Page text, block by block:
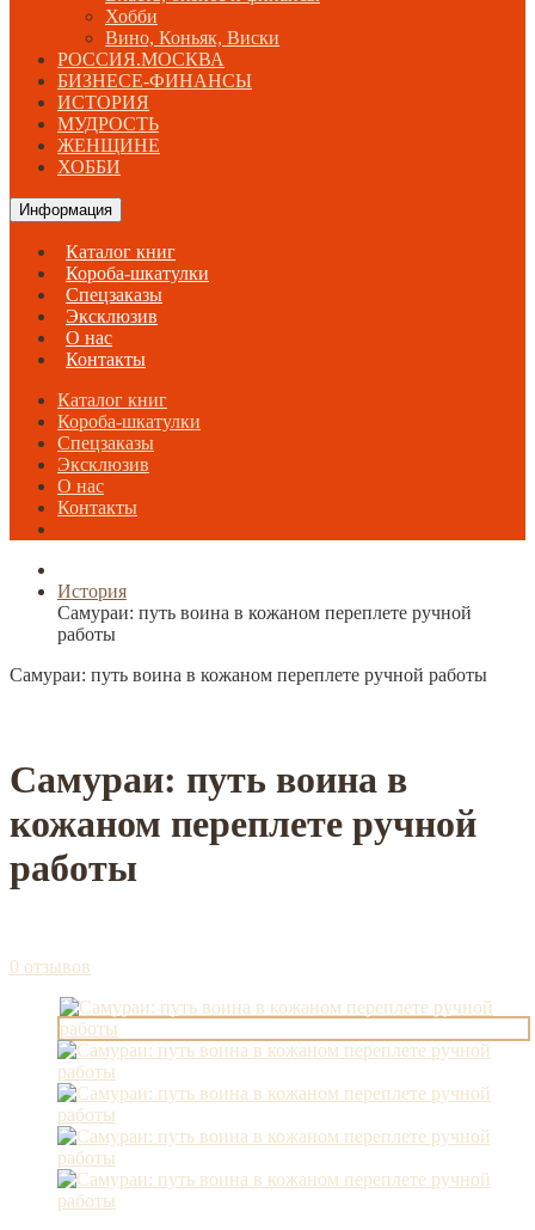
Хобби
Вино, Коньяк, Виски
РОССИЯ.МОСКВА
БИЗНЕСЕ-ФИНАНСЫ
ИСТОРИЯ
МУДРОСТЬ
ЖЕНЩИНЕ
ХОББИ
Информация
Каталог книг
Короба-шкатулки
Спецзаказы
Эксклюзив
О нас
Контакты
Каталог книг
Короба-шкатулки
Спецзаказы
Эксклюзив
О нас
Контакты
История
Самураи: путь воина в кожаном переплете ручной
работы
Самураи: путь воина в кожаном переплете ручной работы
Самураи: путь воина в
кожаном переплете ручной
работы
0 отзывов